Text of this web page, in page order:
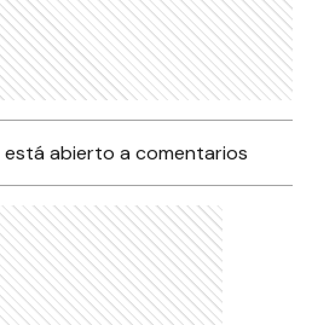
abierto a comentarios